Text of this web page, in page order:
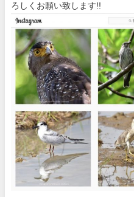
ろしくお願い致します!!